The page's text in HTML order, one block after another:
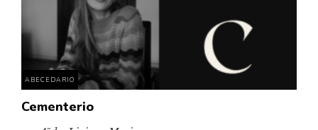
ABECEDARIO
Cementerio